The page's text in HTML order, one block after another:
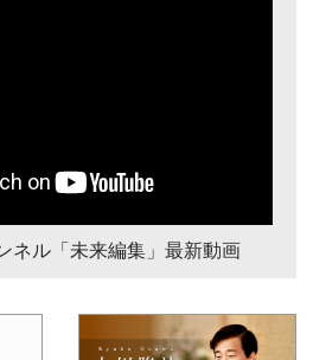
ネル「未来編集」最新動画